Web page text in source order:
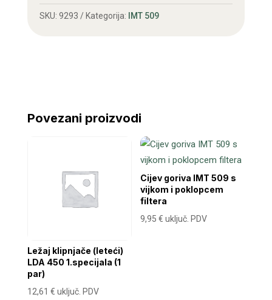
IMT
SKU: 9293 Kategorija: IMT 509
Povezani proizvodi
Ležaj klipnjače (leteći)
LDA 450 1.specijala (1
par)
12,61 € uključ. PDV
Cijev goriva IMT 509 s
vijkom i poklopcem
filtera
9,95€ uključ. PDV